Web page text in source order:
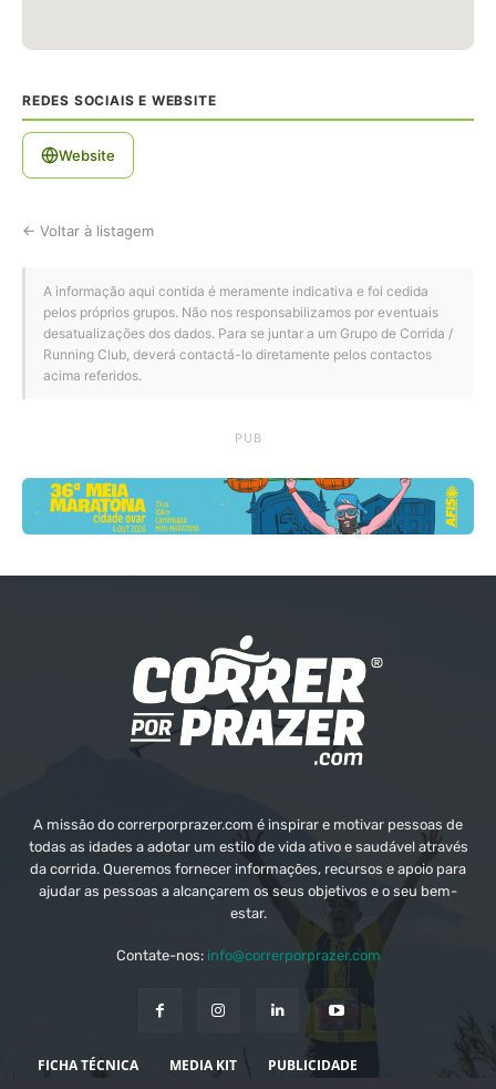
REDES SOCIAIS E WEBSITE
Website
← Voltar à listagem
A informação aqui contida é meramente indicativa e foi cedida
pelos próprios grupos. Não nos responsabilizamos por eventuais
desatualizações dos dados. Para se juntar a um Grupo de Corrida /
Running Club, deverá contactá-lo diretamente pelos contactos
acima referidos.
PUB
A missão do correrporprazer.com é inspirar e motivar pessoas de
todas as idades a adotar um estilo de vida ativo e saudável através
da corrida. Queremos fornecer informações, recursos e apoio para
ajudar as pessoas a alcançarem os seus objetivos e o seu bem-
estar.
Contate-nos: info@correrporprazer.com
FICHA TÉCNICA MEDIA KIT PUBLICIDADE